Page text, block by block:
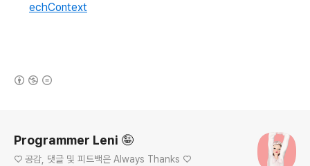
echContext
Programmer Leni 🤪
♡ 공감, 댓글 및 피드백은 Always Thanks ♡